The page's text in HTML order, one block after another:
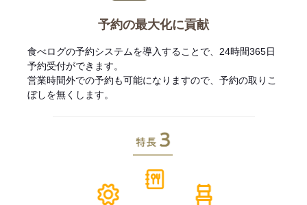
予約の最大化に貢献
食べログの予約システムを導入することで、24時間365日
予約受付ができます。
営業時間外での予約も可能になりますので、予約の取りこ
ぼしを無くします。